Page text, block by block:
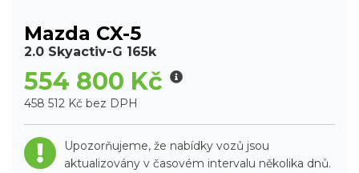
Mazda CX-5
2.0 Skyactiv-G 165k
554 800 Kč
458 512 Kč bez DPH
Upozorňujeme, že nabídky vozů jsou
aktualizovány v časovém intervalu několika dnů.